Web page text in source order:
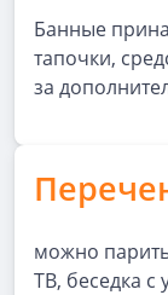
Банные
тапочки,
за
можно
ТВ, беседка c